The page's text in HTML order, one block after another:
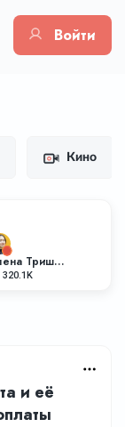
Войти
Кино
Елена Тришкина
320.1K
и её